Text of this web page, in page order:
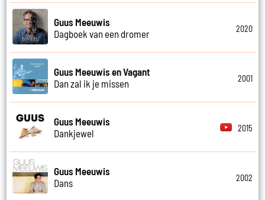
Guus Meeuwis
Dagboek van een dromer
2020
Guus Meeuwis en Vagant
Dan zal ik je missen
2001
Guus Meeuwis
Dankjewel
2015
Guus Meeuwis
Dans
2002